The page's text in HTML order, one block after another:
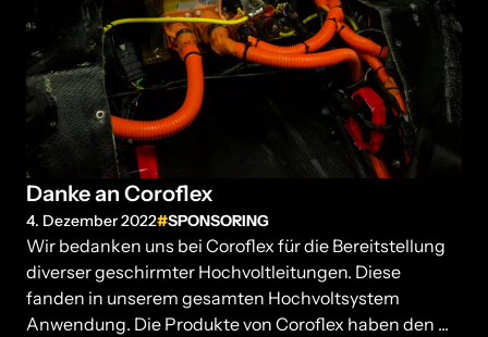
Danke an Coroflex
4. Dezember 2022 SPONSORING
Wir bedanken uns bei Coroflex für die Bereitstellung
diverser geschirmter Hochvoltleitungen. Diese
fanden in unserem gesamten Hochvoltsystem
Anwendung. Die Produkte von Coroflex haben den ...